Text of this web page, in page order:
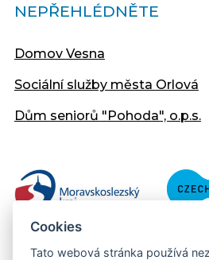
NEPŘEHLÉDNĚTE
Domov Vesna
Sociální služby města Orlová
Dům seniorů "Pohoda", o.p.s.
Cookies
Tato webová stránka používá